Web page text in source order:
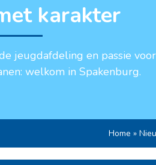
karakter
jeugdafdeling en passie
welkom in Spakenburg.
Home »